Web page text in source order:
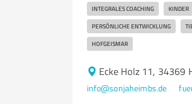
INTEGRALES COACHING KINDER
PERSÖNLICHE ENTWICKLUNG
HOFGEISMAR
Ecke Holz 11, 34369
info@sonjaheimbs.de